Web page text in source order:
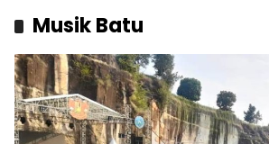
Musik Batu